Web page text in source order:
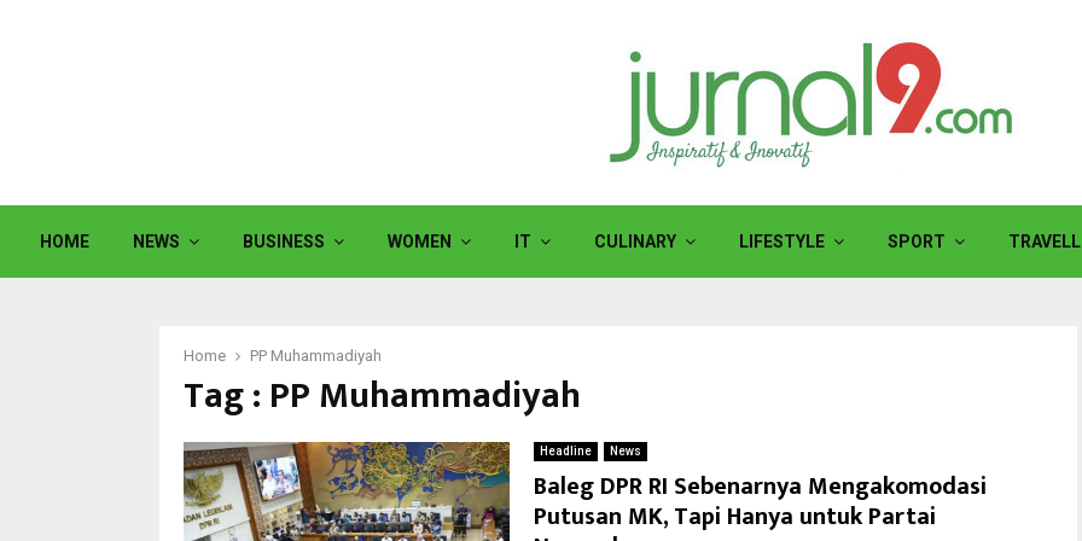
HOME NEWS BUSINESS WOMEN IT CULINARY LIFESTYLE SPORT
Home PP Muhammadiyah
Tag : PP Muhammadiyah
Headline News
Baleg DPR RI Sebenarnya Mengakomodasi
Putusan MK, Tapi Hanya untuk Partai